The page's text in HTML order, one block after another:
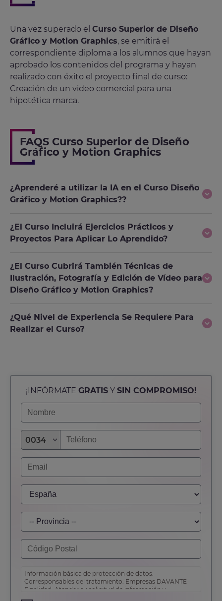
Una vez superado el Curso Superior de Diseño
Gráfico y Motion Graphics, se emitirá el
correspondiente diploma a los alumnos que hayan
aprobado los contenidos del programa y hayan
realizado con éxito el proyecto final de curso:
Creación de un video comercial para una
hipotética marca.
FAQS Curso Superior de Diseño
Gráfico y Motion Graphics
¿Aprenderé a utilizar la IA en el Curso Diseño
Gráfico y Motion Graphics??
¿El Curso Incluirá Ejercicios Prácticos y
Proyectos Para Aplicar Lo Aprendido?
¿El Curso Cubrirá También Técnicas de
Ilustración, Fotografía y Edición de Vídeo para
Diseño Gráfico y Motion Graphics?
¿Qué Nivel de Experiencia Se Requiere Para
Realizar el Curso?
¡INFÓRMATE GRATISY SIN COMPROMISO!
0034
Información básica de protección de datos:
Corresponsables del tratamiento: Empresas DAVANTE
Finalidad: Atender su solicitud de información y